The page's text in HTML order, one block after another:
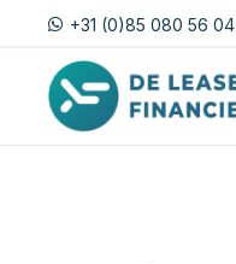
+31 (0)85 080 56 04